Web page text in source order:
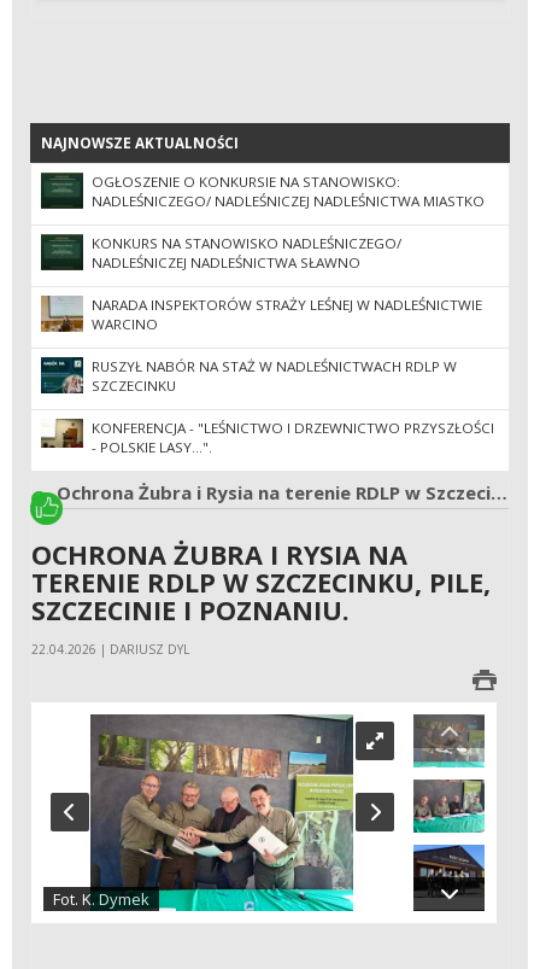
NAJNOWSZE AKTUALNOŚCI
NAJNOWSZE AKTUALNOŚCI
OGŁOSZENIE O KONKURSIE NA STANOWISKO:
NADLEŚNICZEGO/ NADLEŚNICZEJ NADLEŚNICTWA MIASTKO
KONKURS NA STANOWISKO NADLEŚNICZEGO/
NADLEŚNICZEJ NADLEŚNICTWA SŁAWNO
NARADA INSPEKTORÓW STRAŻY LEŚNEJ W NADLEŚNICTWIE
WARCINO
RUSZYŁ NABÓR NA STAŻ W NADLEŚNICTWACH RDLP W
SZCZECINKU
KONFERENCJA - "LEŚNICTWO I DRZEWNICTWO PRZYSZŁOŚCI
- POLSKIE LASY...".
Ochrona Żubra i Rysia na terenie RDLP w Szczecinku, Pile, Szczecinie i Poznaniu.
OCHRONA ŻUBRA I RYSIA NA
TERENIE RDLP W SZCZECINKU, PILE,
SZCZECINIE I POZNANIU.
22.04.2026 | DARIUSZ DYL
Fot. K. Dymek